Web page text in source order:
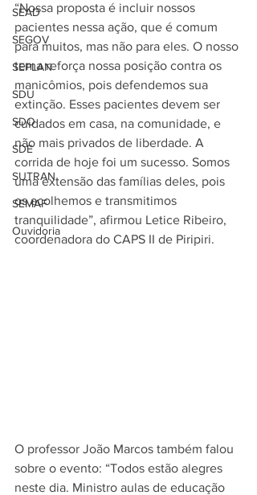
SEAD
SEGOV
SEPLAN
SDU
SDO
SDE
SUTRAN
SEMAF
Ouvidoria
“Nossa proposta é incluir nossos
pacientes nessa ação, que é comum
para muitos, mas não para eles. O nosso
tema reforça nossa posição contra os
manicômios, pois defendemos sua
extinção. Esses pacientes devem ser
cuidados em casa, na comunidade, e
não mais privados de liberdade. A
corrida de hoje foi um sucesso. Somos
uma extensão das famílias deles, pois
os acolhemos e transmitimos
tranquilidade”, afirmou Letice Ribeiro,
coordenadora do CAPS II de Piripiri.
O professor João Marcos também falou
sobre o evento: “Todos estão alegres
neste dia. Ministro aulas de educação